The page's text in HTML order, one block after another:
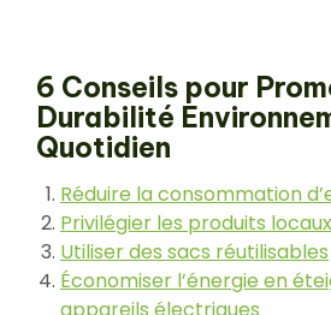
6 Conseils pour
Durabilité
Quotidien
Réduire la consommation
Privilégier les produits
Utiliser des sacs réutilisables
Économiser l’énergie en